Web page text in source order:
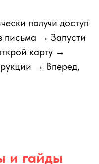
получи доступ
письма → Запусти
карту →
→ Вперед,
и гайды